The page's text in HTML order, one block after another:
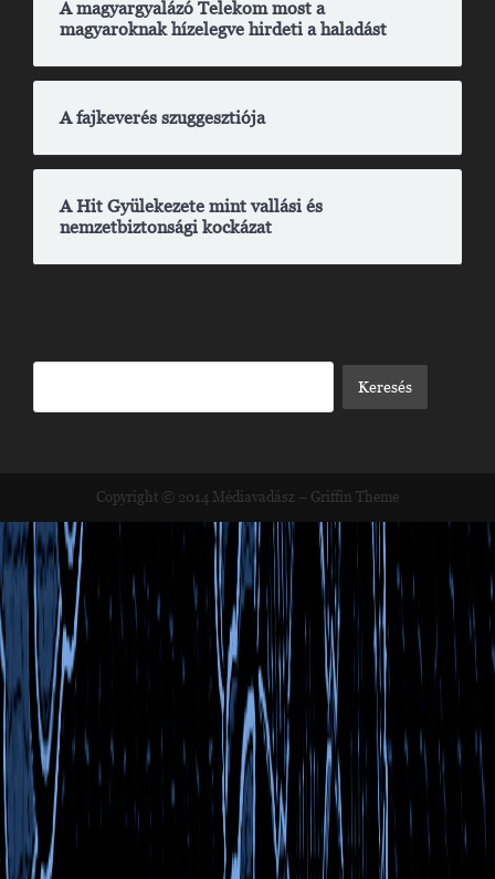
A magyargyalázó Telekom most a
magyaroknak hízelegve hirdeti a haladást
A fajkeverés szuggesztiója
A Hit Gyülekezete mint vallási és
nemzetbiztonsági kockázat
Copyright © 2014 Médiavadász – Griffin Theme